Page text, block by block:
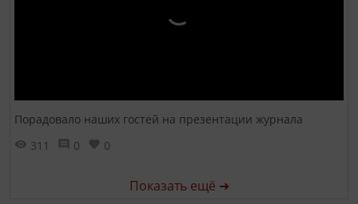
Порадовало наших гостей на презентации журнала
311
0 0
Показать ещё ➜